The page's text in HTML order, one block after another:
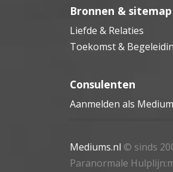
Bronnen & sitemap
Liefde & Relaties
Toekomst &
Consulenten
Aanmelden als Medium
Mediums.nl © sinds
Paranormale